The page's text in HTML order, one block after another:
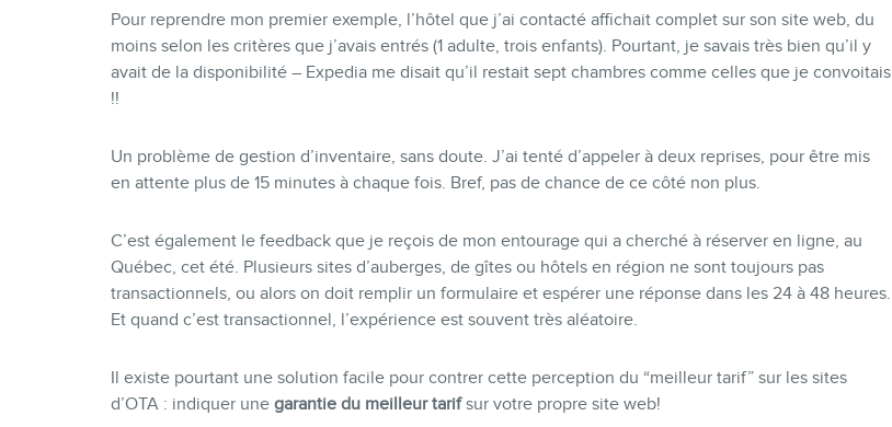
Pour reprendre mon premier exemple, l’hôtel que j’ai contacté affichait complet sur son site web, du
moins selon les critères que j’avais entrés (1 adulte, trois enfants). Pourtant, je savais très bien qu’il y
avait de la disponibilité – Expedia me disait qu’il restait sept chambres comme celles que je convoitais
!!
Un problème de gestion d’inventaire, sans doute. J’ai tenté d’appeler à deux reprises, pour être mis
en attente plus de 15 minutes à chaque fois. Bref, pas de chance de ce côté non plus.
C’est également le feedback que je reçois de mon entourage qui a cherché à réserver en ligne, au
Québec, cet été. Plusieurs sites d’auberges, de gîtes ou hôtels en région ne sont toujours pas
transactionnels, ou alors on doit remplir un formulaire et espérer une réponse dans les 24 à 48 heures.
Et quand c’est transactionnel, l’expérience est souvent très aléatoire.
Il existe pourtant une solution facile pour contrer cette perception du “meilleur tarif” sur les sites
d’OTA : indiquer une garantie du meilleur tarifsur votre propre site web!